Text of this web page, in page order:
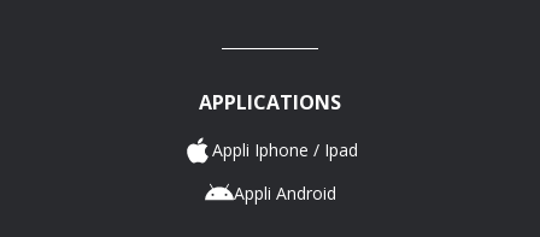
APPLICATIONS
Appli Iphone / Ipad
Appli Android